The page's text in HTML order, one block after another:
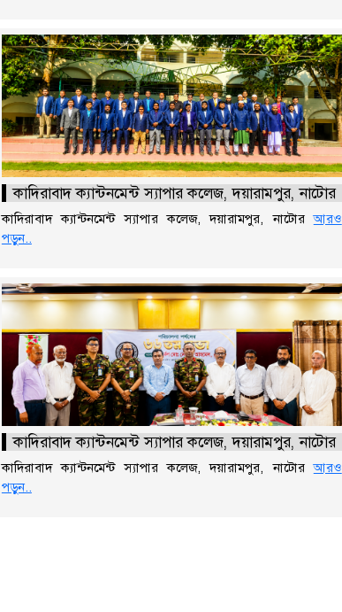
কাদিরাবাদ ক্যান্টনমেন্ট স্যাপার কলেজ, দয়ারামপুর, নাটোর
কাদিরাবাদ ক্যান্টনমেন্ট স্যাপার কলেজ, দয়ারামপুর, নাটোরআরও
পড়ুন..
কাদিরাবাদ ক্যান্টনমেন্ট স্যাপার কলেজ, দয়ারামপুর, নাটোর
কাদিরাবাদ ক্যান্টনমেন্ট স্যাপার কলেজ, দয়ারামপুর, নাটোরআরও
পড়ুন..